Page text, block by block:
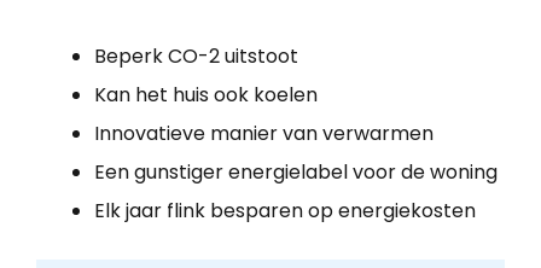
Beperk CO-2 uitstoot
Kan het huis ook koelen
Innovatieve manier van verwarmen
Een gunstiger energielabel voor de woning
Elk jaar flink besparen op energiekosten